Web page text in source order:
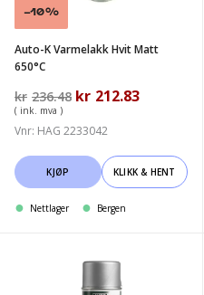
Salg!
650°C
-10%
Auto-K Varmelakk Hvit Matt
650°C
kr 236.48 Opprinnelig
var:
kr 212.83Nåværende
( ink. mva )
Vnr: HAG 2233042
KJØP KLIKK & HENT
Nettlager Bergen